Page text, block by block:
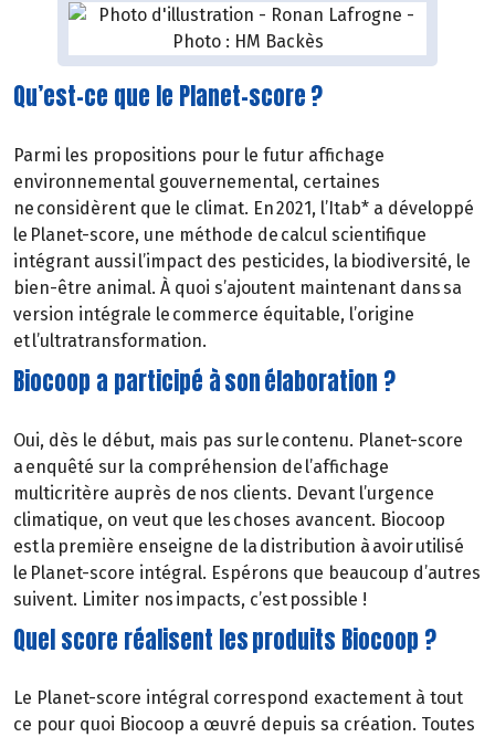
Qu’est-ce que le Planet-score ?
Parmi les propositions pour le futur affichage
environnemental gouvernemental, certaines
ne considèrent que le climat. En 2021, l’Itab* a développé
le Planet-score, une méthode de calcul scientifique
intégrant aussi l’impact des pesticides, la biodiversité, le
bien-être animal. À quoi s’ajoutent maintenant dans sa
version intégrale le commerce équitable, l’origine
et l’ultratransformation.
Biocoop a participé à son élaboration ?
Oui, dès le début, mais pas sur le contenu. Planet-score
a enquêté sur la compréhension de l’affichage
multicritère auprès de nos clients. Devant l’urgence
climatique, on veut que les choses avancent. Biocoop
est la première enseigne de la distribution à avoir utilisé
le Planet-score intégral. Espérons que beaucoup d’autres
suivent. Limiter nos impacts, c’est possible !
Quel score réalisent les produits Biocoop ?
Le Planet-score intégral correspond exactement à tout
ce pour quoi Biocoop a œuvré depuis sa création. Toutes